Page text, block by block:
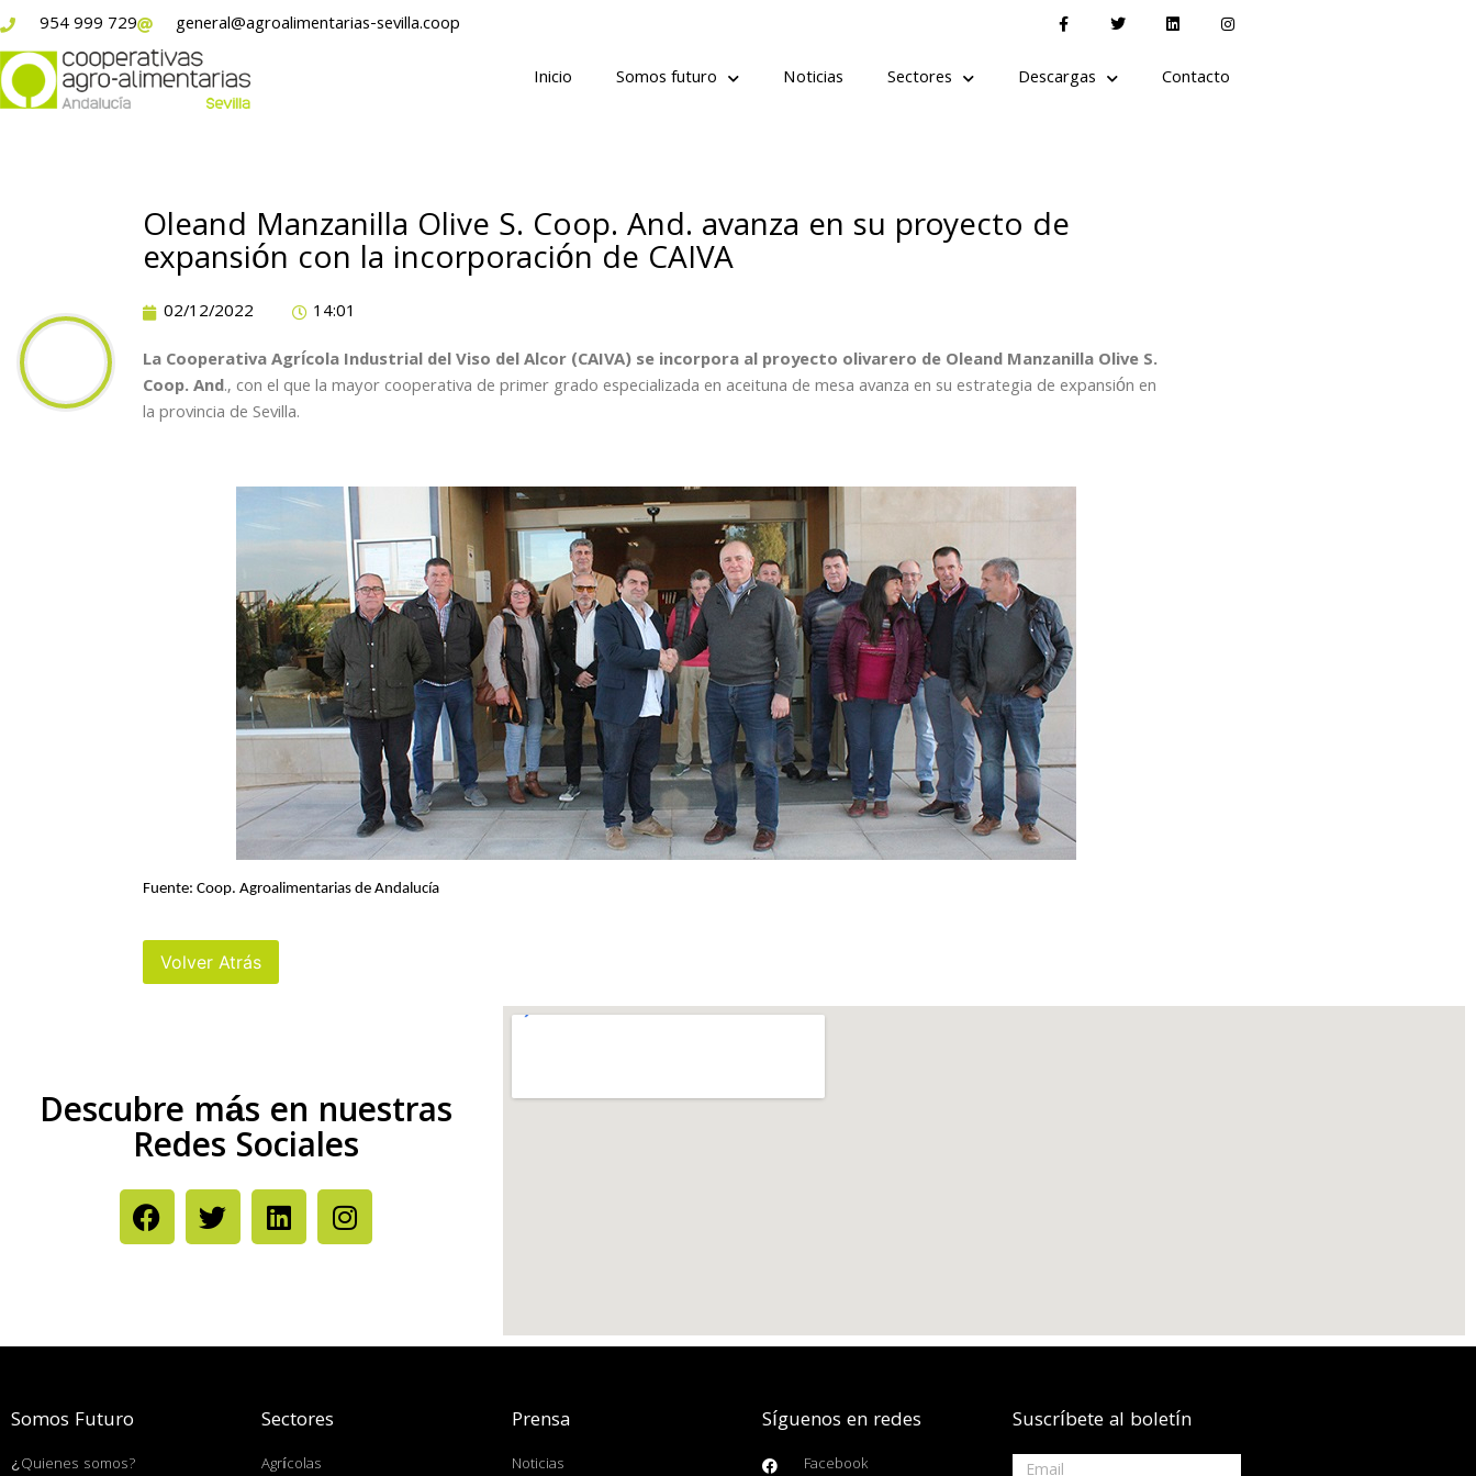
954 999 729
general@agroalimentarias-sevilla.coop
Inicio
Somos futuro Noticias Sectores Descargas Contacto
Oleand Manzanilla Olive S. Coop. And. avanza en su proyecto de
expansión con la incorporación de CAIVA
02/12/2022
14:01
La Cooperativa Agrícola Industrial del Viso del Alcor (CAIVA) se incorpora al proyecto olivarero de Oleand Manzanilla Olive S.
Coop. And., con el que la mayor cooperativa de primer grado especializada en aceituna de mesa avanza en su estrategia de expansión en
la provincia de Sevilla.
Fuente: Coop. Agroalimentarias de Andalucía
Descubre más en nuestras
Redes Sociales
Somos Futuro
¿Quienes somos?
Sectores
Agrícolas
Prensa
Noticias
Síguenos en redes
Facebook
Suscríbete al boletín